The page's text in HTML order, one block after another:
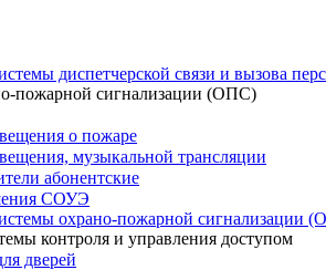
диспетчерской связи и вызова
пожарной сигнализации (ОПС)
о пожаре
музыкальной трансляции
абонентские
СОУЭ
охрано-пожарной сигнализации
контроля и управления доступом
дверей